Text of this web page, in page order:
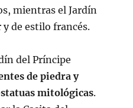
mientras el Jardín
de estilo francés.
del Príncipe
de piedra y
mitológicas.